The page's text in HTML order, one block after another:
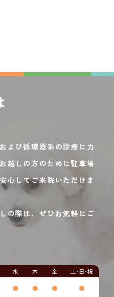
よび循環器系の診療に力
越しの方のために駐車場
心してご来院いただけま
の際は、ぜひお気軽にご
水 木 金 土･日･祝
● ● ● ●